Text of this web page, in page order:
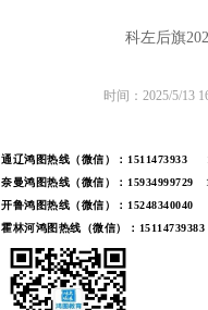
科左后旗
时间：2025/5/
通辽鸿图热线（微信）：1511473933
奈曼鸿图热线（微信）：15934999729
开鲁鸿图热线（微信）： 15248340040
霍林河鸿图热线（微信）：15114739383